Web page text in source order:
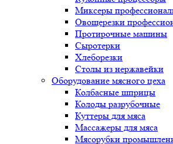
Миксеры
Овощерезки
Протирочные машины
Сыротерки
Хлеборезки
Столы из нержавейки
Оборудование мясного цеха
Колбасные шприцы
Колоды разрубочные
Куттеры для мяса
Массажеры для мяса
Мясорубки